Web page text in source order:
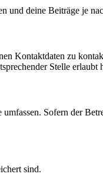
und deine Beiträge je
Kontaktdaten zu
Stelle erlaubt
Sofern der
sind.